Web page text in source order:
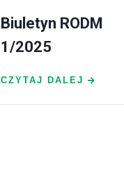
Biuletyn RODM
1/2025
CZYTAJ DALEJ